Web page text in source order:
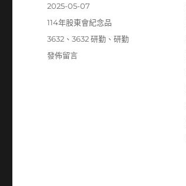
發
期:
2025-05-07
分
114年股東會紀念品
標
籤
3632 、3632 研勤 、研勤
在
發佈留言